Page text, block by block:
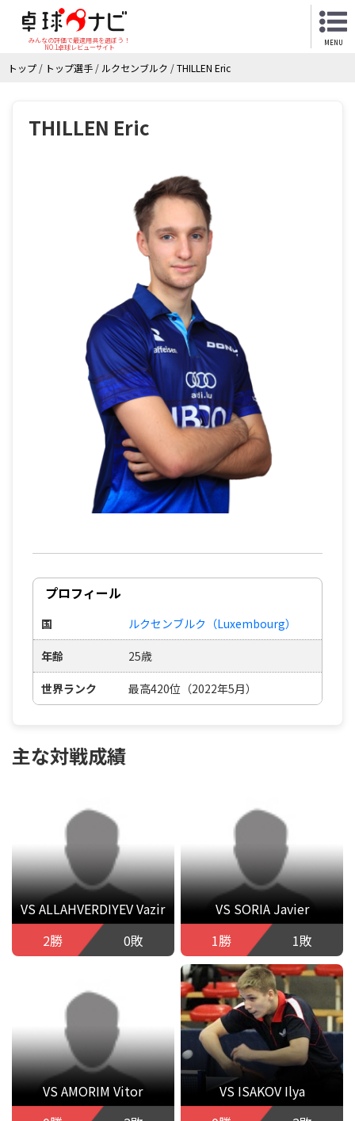
みんなの評価で最適用具を選ぼう！
NO.1卓球レビューサイト
MENU
トップ / トップ選手 / ルクセンブルク /THILLEN Eric
THILLEN Eric
プロフィール
国 ルクセンブルク（Luxembourg）
年齢 25歳
世界ランク 最高420位（2022年5月）
主な対戦成績
VS ALLAHVERDIYEV Vazir
2勝
0敗
VS SORIA Javier
1勝
1敗
VS AMORIM Vitor
VS ISAKOV Ilya